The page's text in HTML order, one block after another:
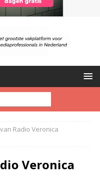
Radio Veronica
Veronica